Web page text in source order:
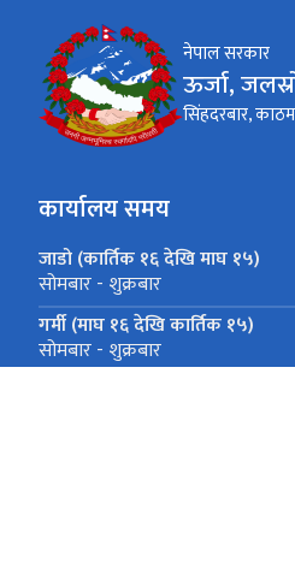
नेपाल सरकार
ऊर्जा,
सिंहदरबार,
कार्यालय समय
जाडो (कार्तिक १६ देखि माघ १५)
सोमबार - शुक्रबार
गर्मी (माघ १६ देखि कार्तिक १५)
सोमबार - शुक्रबार